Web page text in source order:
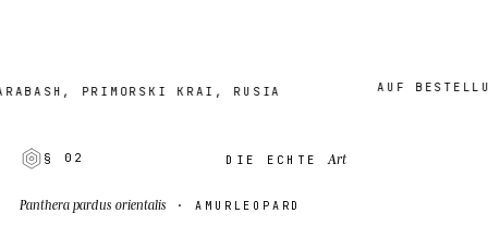
PRIMORSKI KRAI, RUSIA AUF BESTELLUNG
§ 02 DIE ECHTEArt
Panthera pardus orientalis · AMURLEOPARD